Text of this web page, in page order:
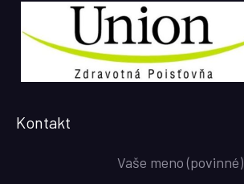
Kontakt
Vaše meno (povinné)